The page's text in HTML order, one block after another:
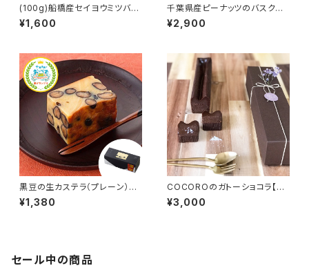
(100g)船橋産セイヨウミツバチ
の百花蜜【オフィス蜂八】
¥1,600
千葉県産ピーナッツのバスクチ
ーズケーキ【菓子屋mofu】
¥2,900
黒豆の生カステラ（プレーン）
【金田屋】
¥1,380
COCOROのガトーショコラ【お
菓子工房COCORO】
¥3,000
セール中の商品